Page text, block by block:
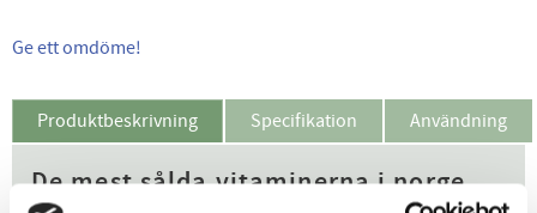
Ge ett omdöme!
Produktbeskrivning Specifikation Användning
De mest sålda vitaminerna i norge